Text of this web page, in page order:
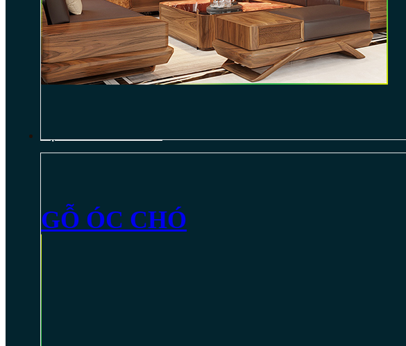
GỖ ÓC CHÓ